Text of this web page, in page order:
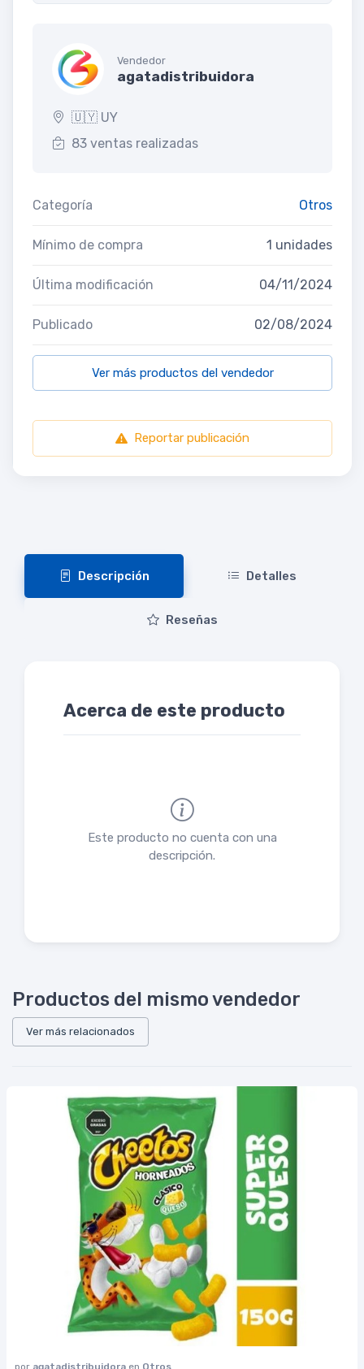
Vendedor
agatadistribuidora
🇺🇾 UY
83 ventas realizadas
Categoría Otros
Mínimo de compra 1 unidades
Última modificación 04/11/2024
Publicado 02/08/2024
Ver más productos del vendedor
Reportar publicación
Descripción Detalles
Reseñas
Acerca de este producto
Este producto no cuenta con una
descripción.
Productos del mismo vendedor
Ver más relacionados
por agatadistribuidora en Otros